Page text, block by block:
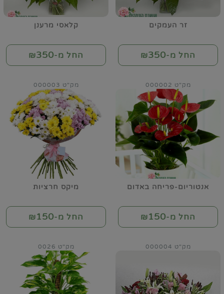
זר העמקים
החל מ-₪350
קלאסי מרענן
החל מ-₪350
אנטוריום-פריחה באדום
מק"ט 000002
החל מ-₪150
מיקס חרציות
מק"ט 000003
החל מ-₪150
מק"ט 000004 מק"ט 0026